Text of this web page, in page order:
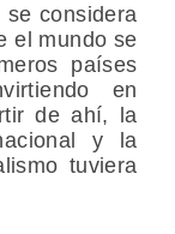
considera
el mundo se
países
en
de ahí, la
y la
tuviera